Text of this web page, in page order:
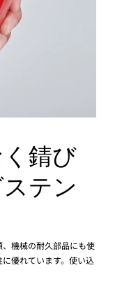
錆び
テン
機械の耐久部品にも使
優れています。使い込